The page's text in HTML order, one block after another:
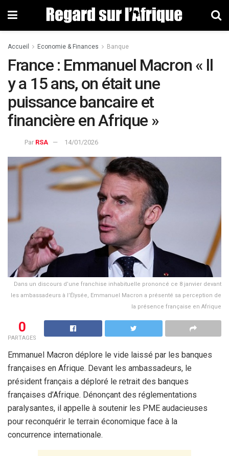
Accueil Economie & Finances Banque
France : Emmanuel Macron « ll
y a 15 ans, on était une
puissance bancaire et
financière en Afrique »
Par RSA 14/01/2026
Dans un discours d’une franchise inhabituelle prononcé ce 8 janvier devant
les ambassadeurs à l’Élysée, Emmanuel Macron a présenté sa perception de
la présence française en Afrique
0
PARTAGES
Emmanuel Macron déplore le vide laissé par les banques
françaises en Afrique. Devant les ambassadeurs, le
président français a déploré le retrait des banques
françaises d’Afrique. Dénonçant des réglementations
paralysantes, il appelle à soutenir les PME audacieuses
pour reconquérir le terrain économique face à la
concurrence internationale.